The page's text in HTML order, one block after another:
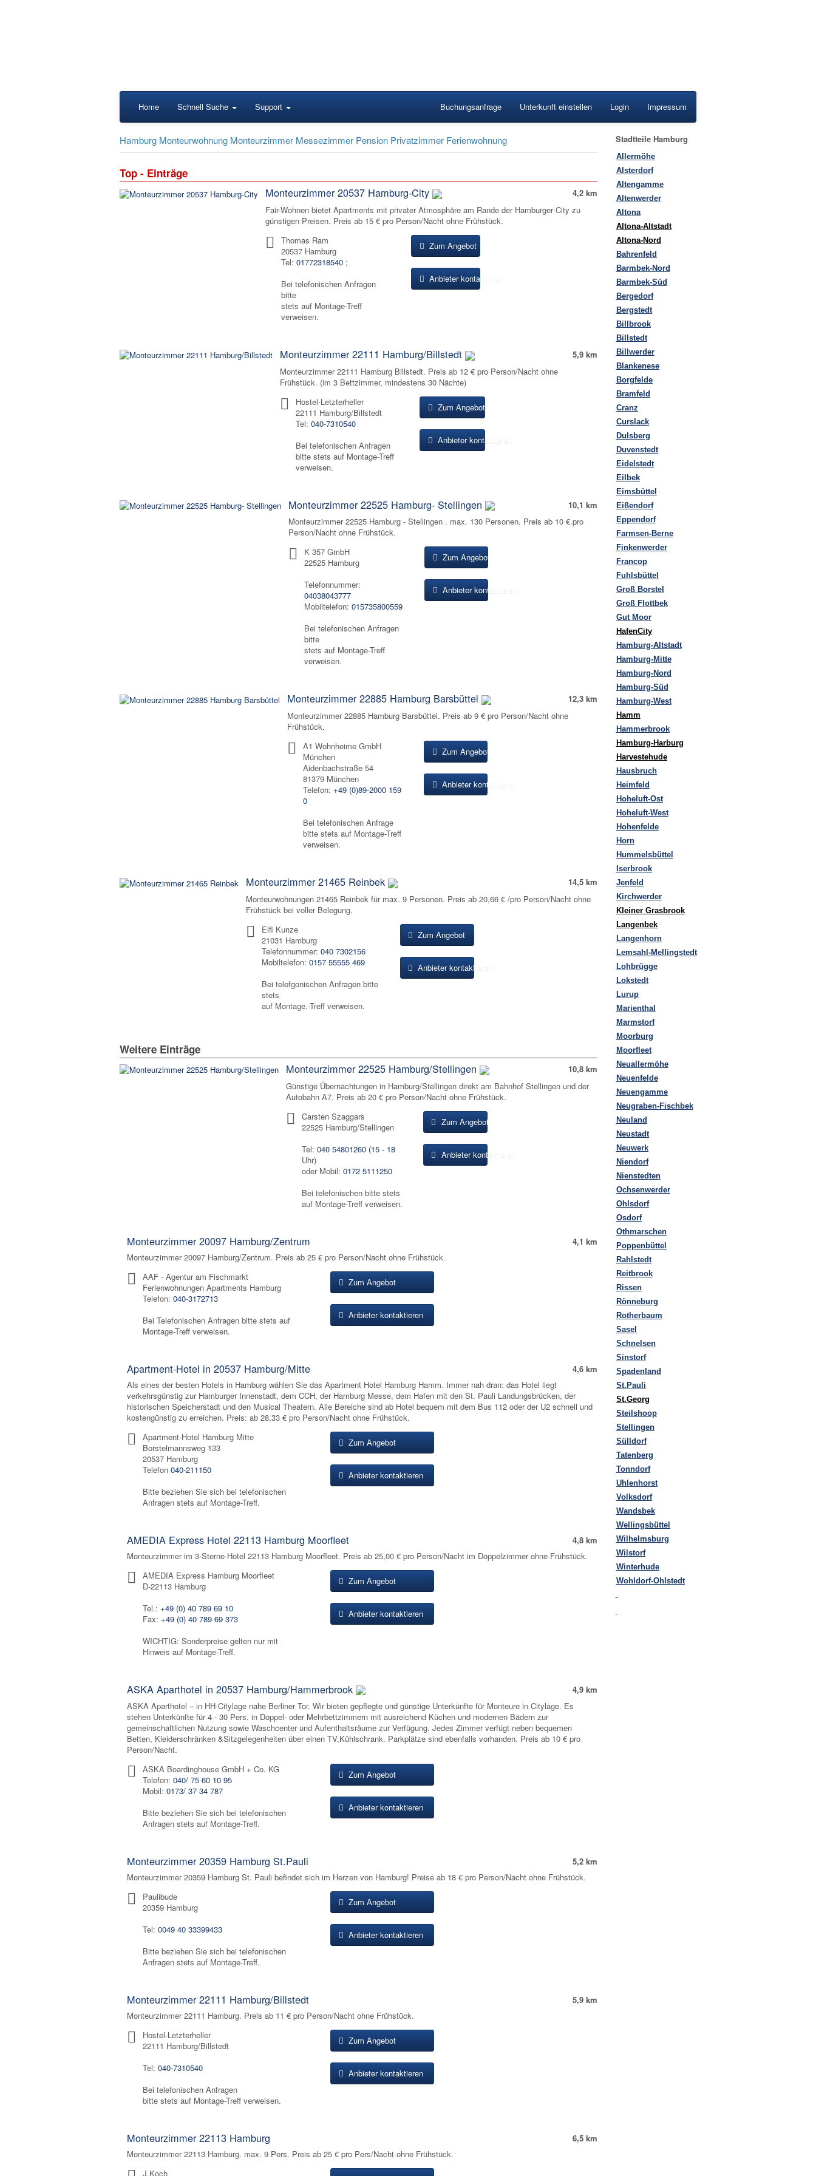
Home Schnell Suche Support Buchungsanfrage Unterkunft einstellen Login Impressum
Hamburg Monteurwohnung Monteurzimmer Messezimmer Pension Privatzimmer Ferienwohnung
Top - Einträge
4,2 km
Monteurzimmer 20537 Hamburg-City
Fair-Wohnen bietet Apartments mit privater Atmosphäre am Rande der Hamburger City zu
günstigen Preisen. Preis ab 15 € pro Person/Nacht ohne Frühstück.
Thomas Ram
20537 Hamburg
Tel: 01772318540 ;
Bei telefonischen Anfragen
bitte
stets auf Montage-Treff
verweisen.
Zum Angebot
Anbieter kontaktieren
5,9 km
Monteurzimmer 22111 Hamburg/Billstedt
Monteurzimmer 22111 Hamburg Billstedt. Preis ab 12 € pro Person/Nacht ohne
Frühstück. (im 3 Bettzimmer, mindestens 30 Nächte)
Hostel-Letzterheller
22111 Hamburg/Billstedt
Tel: 040-7310540
Bei telefonischen Anfragen
bitte stets auf Montage-Treff
verweisen.
Zum Angebot
Anbieter kontaktieren
10,1 km
Monteurzimmer 22525 Hamburg- Stellingen
Monteurzimmer 22525 Hamburg - Stellingen . max. 130 Personen. Preis ab 10 €.pro
Person/Nacht ohne Frühstück.
K 357 GmbH
22525 Hamburg
Telefonnummer:
04038043777
Mobiltelefon: 015735800559
Bei telefonischen Anfragen
bitte
stets auf Montage-Treff
verweisen.
Zum Angebot
Anbieter kontaktieren
12,3 km
Monteurzimmer 22885 Hamburg Barsbüttel
Monteurzimmer 22885 Hamburg Barsbüttel. Preis ab 9 € pro Person/Nacht ohne
Frühstück.
A1 Wohnheime GmbH
München
Aidenbachstraße 54
81379 München
Telefon: +49 (0)89-2000 159
0
Bei telefonischen Anfrage
bitte stets auf Montage-Treff
verweisen.
Zum Angebot
Anbieter kontaktieren
14,5 km
Monteurzimmer 21465 Reinbek
Monteurwohnungen 21465 Reinbek für max. 9 Personen. Preis ab 20,66 € /pro Person/Nacht ohne
Frühstück bei voller Belegung.
Elfi Kunze
21031 Hamburg
Telefonnummer: 040 7302156
Mobiltelefon: 0157 55555 469
Bei telefgonischen Anfragen bitte
stets
auf Montage.-Treff verweisen.
Zum Angebot
Anbieter kontaktieren
Weitere Einträge
10,8 km
Monteurzimmer 22525 Hamburg/Stellingen
Günstige Übernachtungen in Hamburg/Stellingen direkt am Bahnhof Stellingen und der
Autobahn A7. Preis ab 20 € pro Person/Nacht ohne Frühstück.
Carsten Szaggars
22525 Hamburg/Stellingen
Tel: 040 54801260 (15 - 18
Uhr)
oder Mobil: 0172 5111250
Bei telefonischen bitte stets
auf Montage-Treff verweisen.
Zum Angebot
Anbieter kontaktieren
4,1 km
Monteurzimmer 20097 Hamburg/Zentrum
Monteurzimmer 20097 Hamburg/Zentrum. Preis ab 25 € pro Person/Nacht ohne Frühstück.
AAF - Agentur am Fischmarkt
Ferienwohnungen Apartments Hamburg
Telefon: 040-3172713
Bei Telefonischen Anfragen bitte stets auf
Montage-Treff verweisen.
Zum Angebot
Anbieter kontaktieren
4,6 km
Apartment-Hotel in 20537 Hamburg/Mitte
Als eines der besten Hotels in Hamburg wählen Sie das Apartment Hotel Hamburg Hamm. Immer nah dran: das Hotel liegt
verkehrsgünstig zur Hamburger Innenstadt, dem CCH, der Hamburg Messe, dem Hafen mit den St. Pauli Landungsbrücken, der
historischen Speicherstadt und den Musical Theatern. Alle Bereiche sind ab Hotel bequem mit dem Bus 112 oder der U2 schnell und
kostengünstig zu erreichen. Preis: ab 28,33 € pro Person/Nacht ohne Frühstück.
Apartment-Hotel Hamburg Mitte
Borstelmannsweg 133
20537 Hamburg
Telefon 040-211150
Bitte beziehen Sie sich bei telefonischen
Anfragen stets auf Montage-Treff.
Zum Angebot
Anbieter kontaktieren
4,8 km
AMEDIA Express Hotel 22113 Hamburg Moorfleet
Monteurzimmer im 3-Sterne-Hotel 22113 Hamburg Moorfleet. Preis ab 25,00 € pro Person/Nacht im Doppelzimmer ohne Frühstück.
AMEDIA Express Hamburg Moorfleet
D-22113 Hamburg
Tel.: +49 (0) 40 789 69 10
Fax: +49 (0) 40 789 69 373
WICHTIG: Sonderpreise gelten nur mit
Hinweis auf Montage-Treff.
Zum Angebot
Anbieter kontaktieren
4,9 km
ASKA Aparthotel in 20537 Hamburg/Hammerbrook
ASKA Aparthotel – in HH-Citylage nahe Berliner Tor. Wir bieten gepflegte und günstige Unterkünfte für Monteure in Citylage. Es
stehen Unterkünfte für 4 - 30 Pers. in Doppel- oder Mehrbettzimmern mit ausreichend Küchen und modernen Bädern zur
gemeinschaftlichen Nutzung sowie Waschcenter und Aufenthaltsräume zur Verfügung. Jedes Zimmer verfügt neben bequemen
Betten, Kleiderschränken &Sitzgelegenheiten über einen TV,Kühlschrank. Parkplätze sind ebenfalls vorhanden. Preis ab 10 € pro
Person/Nacht.
ASKA Boardinghouse GmbH + Co. KG
Telefon: 040/ 75 60 10 95
Mobil: 0173/ 37 34 787
Bitte beziehen Sie sich bei telefonischen
Anfragen stets auf Montage-Treff.
Zum Angebot
Anbieter kontaktieren
5,2 km
Monteurzimmer 20359 Hamburg St.Pauli
Monteurzimmer 20359 Hamburg St. Pauli befindet sich im Herzen von Hamburg! Preise ab 18 € pro Person/Nacht ohne Frühstück.
Paulibude
20359 Hamburg
Tel: 0049 40 33399433
Bitte beziehen Sie sich bei telefonischen
Anfragen stets auf Montage-Treff.
Zum Angebot
Anbieter kontaktieren
5,9 km
Monteurzimmer 22111 Hamburg/Billstedt
Monteurzimmer 22111 Hamburg. Preis ab 11 € pro Person/Nacht ohne Frühstück.
Hostel-Letzterheller
22111 Hamburg/Billstedt
Tel: 040-7310540
Bei telefonischen Anfragen
bitte stets auf Montage-Treff verweisen.
Zum Angebot
Anbieter kontaktieren
6,5 km
Monteurzimmer 22113 Hamburg
Monteurzimmer 22113 Hamburg. max. 9 Pers. Preis ab 25 € pro Pers/Nacht ohne Frühstück.
J.Koch
Stadtteile Hamburg
Allermöhe
Alsterdorf
Altengamme
Altenwerder
Altona
Altona-Altstadt
Altona-Nord
Bahrenfeld
Barmbek-Nord
Barmbek-Süd
Bergedorf
Bergstedt
Billbrook
Billstedt
Billwerder
Blankenese
Borgfelde
Bramfeld
Cranz
Curslack
Dulsberg
Duvenstedt
Eidelstedt
Eilbek
Eimsbüttel
Eißendorf
Eppendorf
Farmsen-Berne
Finkenwerder
Francop
Fuhlsbüttel
Groß Borstel
Groß Flottbek
Gut Moor
HafenCity
Hamburg-Altstadt
Hamburg-Mitte
Hamburg-Nord
Hamburg-Süd
Hamburg-West
Hamm
Hammerbrook
Hamburg-Harburg
Harvestehude
Hausbruch
Heimfeld
Hoheluft-Ost
Hoheluft-West
Hohenfelde
Horn
Hummelsbüttel
Iserbrook
Jenfeld
Kirchwerder
Kleiner Grasbrook
Langenbek
Langenhorn
Lemsahl-Mellingstedt
Lohbrügge
Lokstedt
Lurup
Marienthal
Marmstorf
Moorburg
Moorfleet
Neuallermöhe
Neuenfelde
Neuengamme
Neugraben-Fischbek
Neuland
Neustadt
Neuwerk
Niendorf
Nienstedten
Ochsenwerder
Ohlsdorf
Osdorf
Othmarschen
Poppenbüttel
Rahlstedt
Reitbrook
Rissen
Rönneburg
Rotherbaum
Sasel
Schnelsen
Sinstorf
Spadenland
St.Pauli
St.Georg
Steilshoop
Stellingen
Sülldorf
Tatenberg
Tonndorf
Uhlenhorst
Volksdorf
Wandsbek
Wellingsbüttel
Wilhelmsburg
Wilstorf
Winterhude
Wohldorf-Ohlstedt